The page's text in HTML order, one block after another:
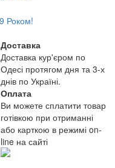
Доставка
Доставка кур'єром по
Одесі протягом дня та 3-х
днів по Україні.
Оплата
Ви можете сплатити товар
готівкою при отриманні
або карткою в режимі on-
line на сайті